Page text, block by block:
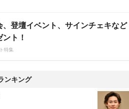
、登壇イベント、サインチェキなど
ト！
特集
ンキング